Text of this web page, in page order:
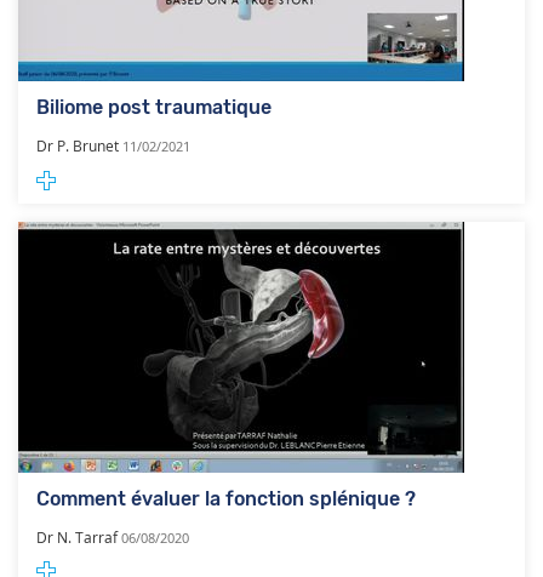
Biliome post traumatique
Dr P. Brunet 11/02/2021
Comment évaluer la fonction splénique ?
Dr N. Tarraf06/08/2020